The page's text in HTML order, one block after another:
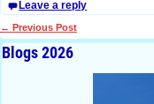
Leave a reply
Post navigation
← Previous Post
Blogs 2026